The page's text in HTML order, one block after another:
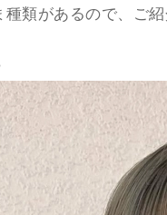
類があるので、ご紹